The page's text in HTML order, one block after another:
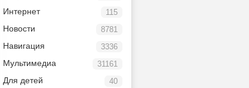
115
Интернет
8781
Новости
3336
Навигация
31161
Мультимедиа
40
Для детей